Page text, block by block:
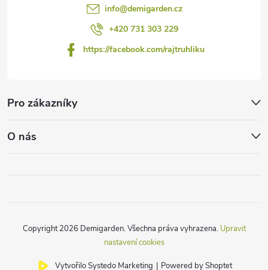
info@demigarden.cz
+420 731 303 229
https://facebook.com/rajtruhliku
Pro zákazníky
O nás
Vytvořilo Systedo Marketing | Powered by Shoptet
Copyright 2026 Demigarden. Všechna práva vyhrazena. Upravit
nastavení cookies